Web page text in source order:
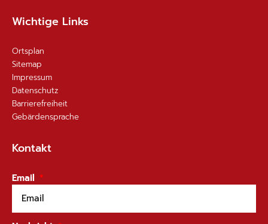
Wichtige Links
Ortsplan
Sitemap
Impressum
Datenschutz
Barrierefreiheit
Gebärdensprache
Kontakt
Email